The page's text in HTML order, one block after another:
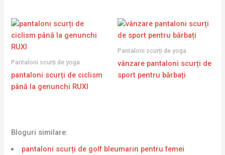
Pantaloni scurți de yoga
pantaloni scurți de ciclism
până la genunchi RUXI
Pantaloni scurți de yoga
vânzare pantaloni scurți de
sport pentru bărbați
Bloguri similare:
pantaloni scurți de golf bleumarin pentru femei